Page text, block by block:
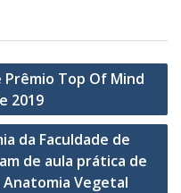
Prêmio Top Of Mind
2019
da Faculdade de
de aula prática de
Vegetal